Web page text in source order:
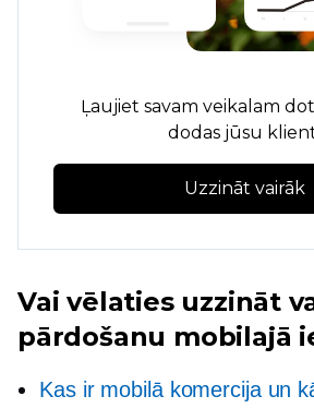
Ļaujiet savam veikalam
dodas jūsu
Uzzināt vairāk
Vai vēlaties uzzināt
pārdošanu mobilajā
Kas ir mobilā komercija un